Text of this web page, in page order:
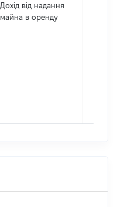
Дохід від надання
майна в оренду